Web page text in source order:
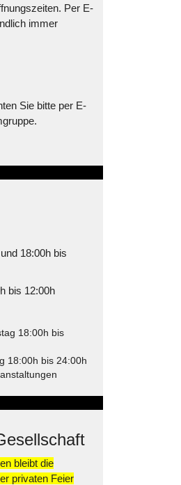
Per E-
immer
Sie bitte per E-
18:00h bis
bis 12:00h
18:00h bis
18:00h bis 24:00h
bleibt die
privaten Feier